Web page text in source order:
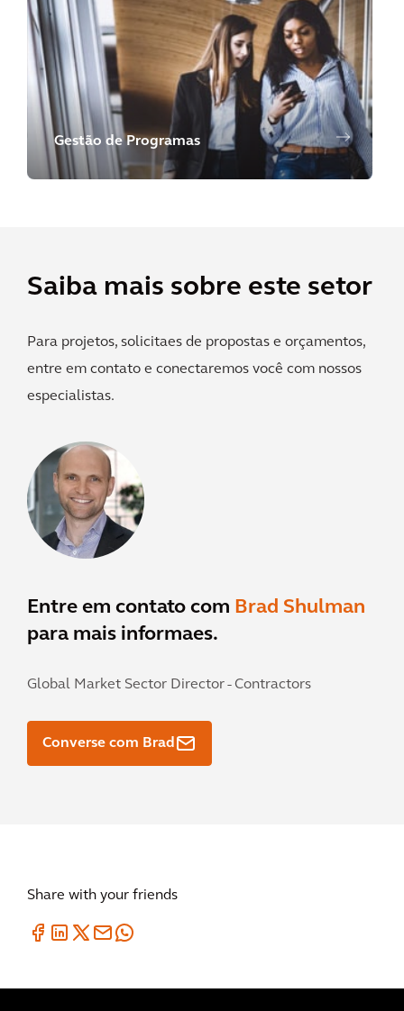
Gestão de Programas
Saiba mais sobre este setor
Para projetos, solicitaes de propostas e orçamentos,
entre em contato e conectaremos você com nossos
especialistas.
Entre em contato com Brad Shulman
para mais informaes.
Global Market Sector Director - Contractors
Converse com Brad
Share with your friends